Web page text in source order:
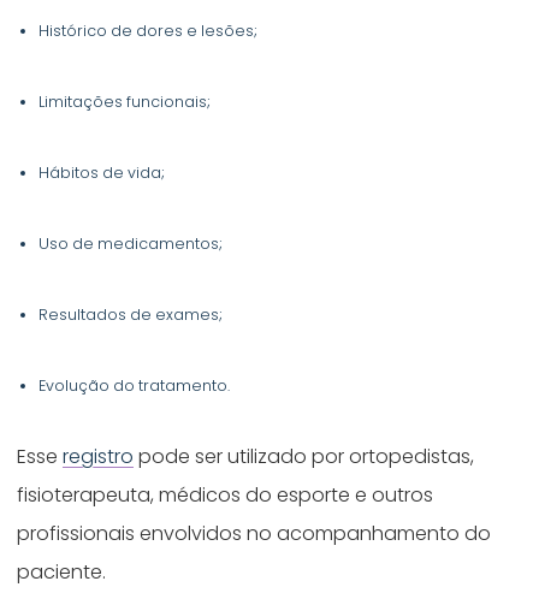
Histórico de dores e lesões;
Limitações funcionais;
Hábitos de vida;
Uso de medicamentos;
Resultados de exames;
Evolução do tratamento.
Esseregistro pode ser utilizado por ortopedistas,
fisioterapeuta, médicos do esporte e outros
profissionais envolvidos no acompanhamento do
paciente.